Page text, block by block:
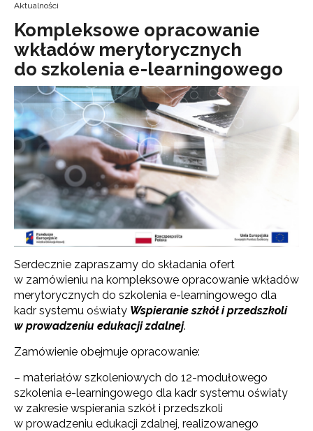
Aktualności
Kompleksowe opracowanie
wkładów merytorycznych
do szkolenia e-learningowego
Serdecznie zapraszamy do składania ofert
w zamówieniu na kompleksowe opracowanie wkładów
merytorycznych do szkolenia e-learningowego dla
kadr systemu oświaty Wspieranie szkół i przedszkoli
w prowadzeniu edukacji zdalnej.
Zamówienie obejmuje opracowanie:
– materiałów szkoleniowych do 12-modułowego
szkolenia e-learningowego dla kadr systemu oświaty
w zakresie wspierania szkół i przedszkoli
w prowadzeniu edukacji zdalnej, realizowanego